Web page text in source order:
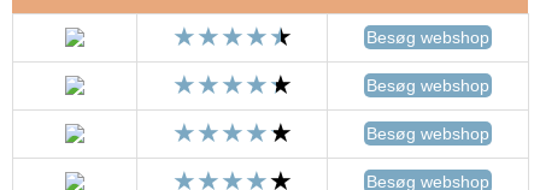
Besøg webshop
Besøg webshop
Besøg webshop
Besøg webshop